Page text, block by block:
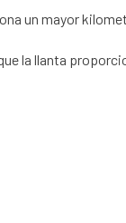
un mayor
la llanta